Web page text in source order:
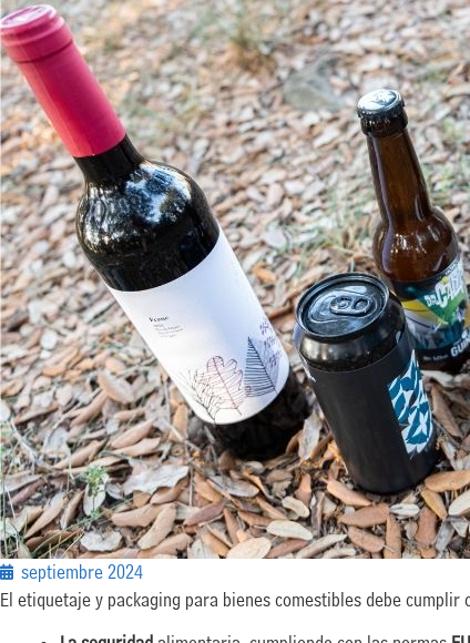
septiembre 2024
El etiquetaje y packaging para bienes comestibles debe cumplir